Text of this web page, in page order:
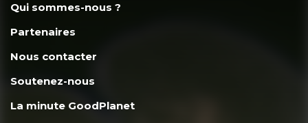
Qui sommes-nous ?
Partenaires
Nous contacter
Soutenez-nous
La minute GoodPlanet